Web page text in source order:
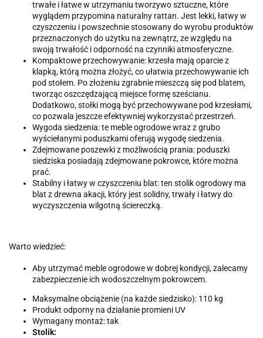
trwałe i łatwe w utrzymaniu tworzywo sztuczne, które
wyglądem przypomina naturalny rattan. Jest lekki, łatwy w
czyszczeniu i powszechnie stosowany do wyrobu produktów
przeznaczonych do użytku na zewnątrz, ze względu na
swoją trwałość i odporność na czynniki atmosferyczne.
Kompaktowe przechowywanie: krzesła mają oparcie z
klapką, którą można złożyć, co ułatwia przechowywanie ich
pod stołem. Po złożeniu zgrabnie mieszczą się pod blatem,
tworząc oszczędzającą miejsce formę sześcianu.
Dodatkowo, stołki mogą być przechowywane pod krzesłami,
co pozwala jeszcze efektywniej wykorzystać przestrzeń.
Wygoda siedzenia: te meble ogrodowe wraz z grubo
wyściełanymi poduszkami oferują wygodę siedzenia.
Zdejmowane poszewki z możliwością prania: poduszki
siedziska posiadają zdejmowane pokrowce, które można
prać.
Stabilny i łatwy w czyszczeniu blat: ten stolik ogrodowy ma
blat z drewna akacji, który jest solidny, trwały i łatwy do
wyczyszczenia wilgotną ściereczką.
Warto wiedzieć:
Aby utrzymać meble ogrodowe w dobrej kondycji, zalecamy
zabezpieczenie ich wodoszczelnym pokrowcem.
Maksymalne obciążenie (na każde siedzisko): 110 kg
Produkt odporny na działanie promieni UV
Wymagany montaż: tak
Stolik: